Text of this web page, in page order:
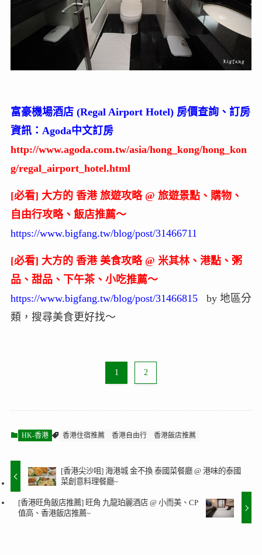
富豪機場酒店 (Regal Airport Hotel) 房價查詢、訂房
資訊：Agoda中文訂房
http://www.agoda.com.tw/asia/hong_kong/hong_kon
g/regal_airport_hotel.html
[必看] 大方的 香港 旅遊攻略 @ 旅遊景點、購物、
自由行攻略、飯店推薦～
https://www.bigfang.tw/blog/post/31466711
[必看] 大方的 香港 美食攻略 @ 米其林、港點、粥
品、甜品、下午茶、小吃推薦～
https://www.bigfang.tw/blog/post/31466815by 地區分
類，搜尋美食更好找～
1 2
HK-香港 香港住宿推薦 香港自由行 香港飯店推薦
[香港尖沙咀] 海港城 金不換 泰國菜餐廳 @ 港味的泰國
菜創意料理餐廳~
[香港旺角飯店推薦] 旺角 九龍珀麗酒店 @ 小而美、CP
值高、香港飯店推薦~